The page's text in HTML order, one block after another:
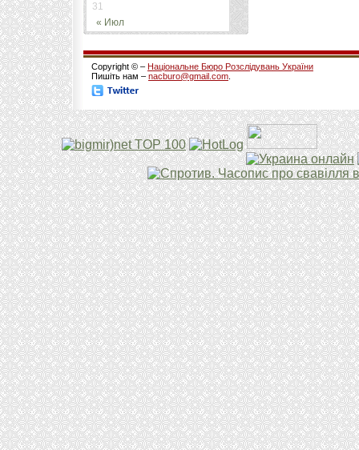
« Июл
31
Copyright © – Національне Бюро Розслідувань України
Пишіть нам – nacburo@gmail.com